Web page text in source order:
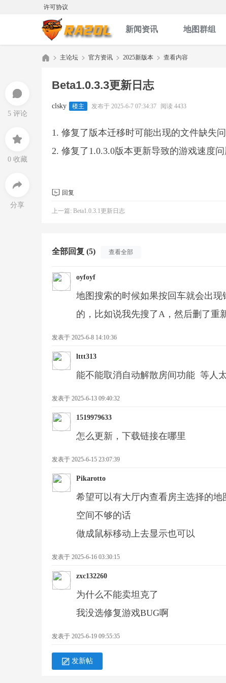
许可协议
新闻资讯 地图群组
主论坛
›
官方资讯 2025新版本 查看内容
5 评论
0 收藏
分享
Beta1.0.3.3更新日志
clsky 楼主 发布于 2025-6-7 07:34:37 阅读 4433
1. 修复了版本迁移时可能出现的文件缺失问
2. 修复了1.0.3.0版本更新导致的游戏速度问
回复
上一篇: Beta1.0.3.1更新日志
全部回复 (5) 查看全部
oyfoyf
地图搜索的时候如果按回车就会出
的，比如说我先搜了A，然后删了重
发表于 2025-6-8 14:10:36
lttt313
能不能取消自动解散房间功能 等人
发表于 2025-6-13 09:40:32
1519979633
怎么更新，下载链接在哪里
发表于 2025-6-15 23:07:39
Pikarotto
希望可以有大厅内查看房主选择的地
空间不够的话
做成鼠标移动上去显示也可以
发表于 2025-6-16 03:30:15
zxc132260
为什么不能卖坦克了
我没选修复游戏BUG啊
发表于 2025-6-19 09:55:35
发新帖